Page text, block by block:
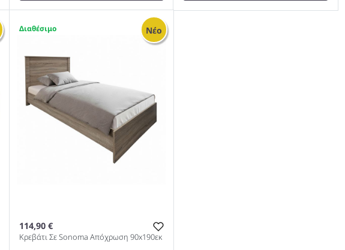
testFalse
Κρεβάτι Με Συρτάρι Σε Sonoma
Απόχρωση 160x200εκ 978
testFalse
Νέο
114,90 €
Κρεβάτι Σε Sonoma Απόχρωση 90x190εκ